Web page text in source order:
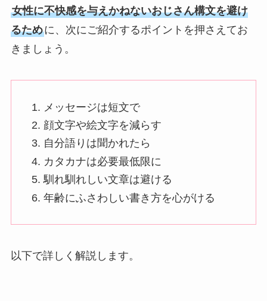
女性に不快感を与えかねないおじさん構文を避け
るために、次にご紹介するポイントを押さえてお
きましょう。
メッセージは短文で
顔文字や絵文字を減らす
自分語りは聞かれたら
カタカナは必要最低限に
馴れ馴れしい文章は避ける
年齢にふさわしい書き方を心がける
以下で詳しく解説します。